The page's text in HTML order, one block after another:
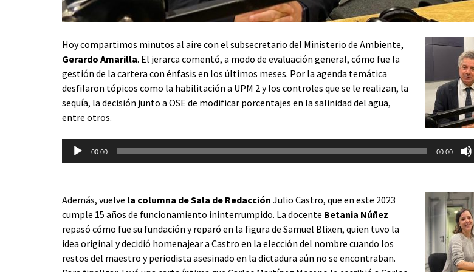
Hoy compartimos minutos al aire con el subsecretario del Ministerio de Ambiente,
Gerardo Amarilla. El jerarca comentó, a modo de evaluación general, cómo fue la
gestión de la cartera con énfasis en los últimos meses. Por la agenda temática
desfilaron tópicos como la habilitación a UPM 2 y los controles que se le realizan, la
sequía, la decisión junto a OSE de modificar porcentajes en la salinidad del agua,
entre otros.
Reproductor
00:00 00:00
Además, vuelve la columna de Sala de Redacción Julio Castro, que en este 2023
cumple 15 años de funcionamiento ininterrumpido. La docente Betania Núñez
repasó cómo fue su fundación y reparó en la figura de Samuel Blixen, quien tuvo la
idea original y decidió homenajear a Castro en la elección del nombre cuando los
restos del maestro y periodista asesinado en la dictadura aún no se encontraban.